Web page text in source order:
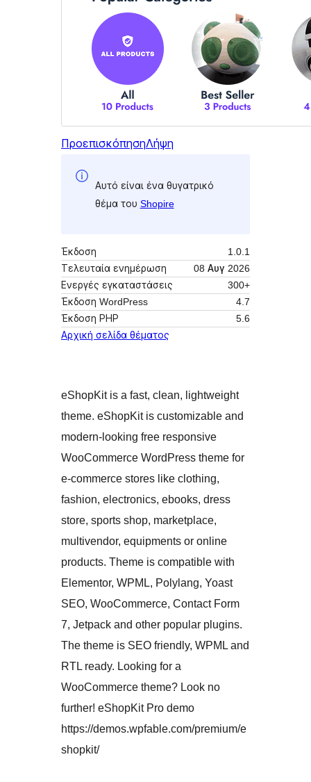
ΠροεπισκόπησηΛήψη
Αυτό είναι ένα θυγατρικό
θέμα του Shopire
Έκδοση
1.0.1
Τελευταία ενημέρωση
08 Αυγ 2026
Ενεργές εγκαταστάσεις
300+
Έκδοση WordPress
4.7
Έκδοση ΡΗΡ
5.6
Αρχική σελίδα θέματος
eShopKit is a fast, clean, lightweight
theme. eShopKit is customizable and
modern-looking free responsive
WooCommerce WordPress theme for
e-commerce stores like clothing,
fashion, electronics, ebooks, dress
store, sports shop, marketplace,
multivendor, equipments or online
products. Theme is compatible with
Elementor, WPML, Polylang, Yoast
SEO, WooCommerce, Contact Form
7, Jetpack and other popular plugins.
The theme is SEO friendly, WPML and
RTL ready. Looking for a
WooCommerce theme? Look no
further! eShopKit Pro demo
https://demos.wpfable.com/premium/e
shopkit/